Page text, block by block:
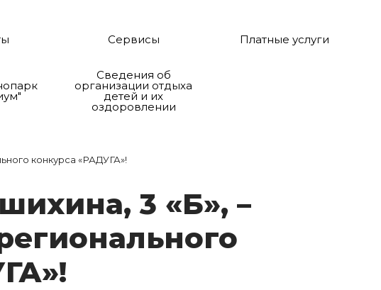
Сервисы Платные услуги
Сведения об
организации отдыха
детей и их
оздоровлении
конкурса «РАДУГА»!
3 «Б», –